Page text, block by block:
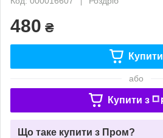
480 ₴
Купити
або
Купити з
Що таке купити з Пром?